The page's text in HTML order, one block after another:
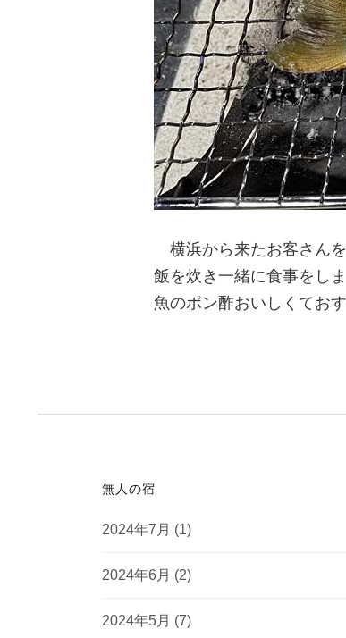
横浜から来たお客さん
飯を炊き一緒に食事をし
魚のポン酢おいしくてお
無人の宿
2024年7月 (1)
2024年6月 (2)
2024年5月 (7)